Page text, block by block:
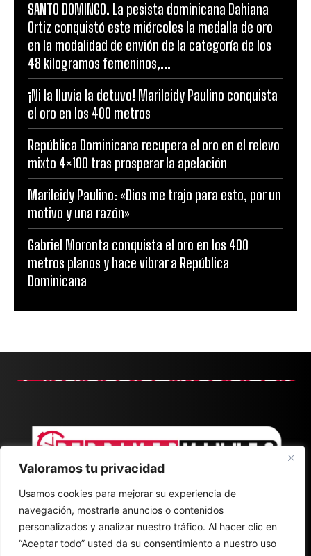
Valoramos tu privacidad
Usamos cookies para mejorar su experiencia de
navegación, mostrarle anuncios o contenidos
personalizados y analizar nuestro tráfico. Al hacer clic en
“Aceptar todo” usted da su consentimiento a nuestro uso
SANTO DOMINGO. La pesista dominicana Dahiana
Ortiz conquistó este miércoles la medalla de oro
en la modalidad de envión de la categoría de los
48 kilogramos femeninos,...
¡Ni la lluvia la detuvo! Marileidy Paulino conquista
el oro en los 400 metros
República Dominicana recupera el oro en el relevo
mixto 4×100 tras prosperar la apelación
Marileidy Paulino: «Dios me trajo para esto, por un
motivo y una razón»
Gabriel Moronta conquista el oro en los 400
metros planos y hace vibrar a República
Dominicana